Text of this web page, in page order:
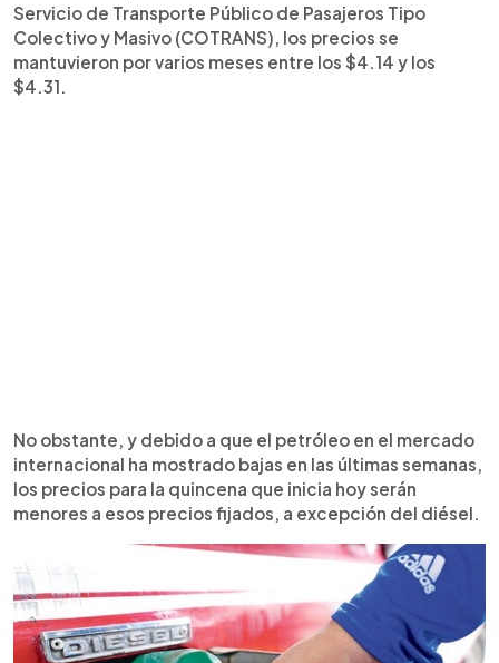
Servicio de Transporte Público de Pasajeros Tipo
Colectivo y Masivo (COTRANS), los precios se
mantuvieron por varios meses entre los $4.14 y los
$4.31.
No obstante, y debido a que el petróleo en el mercado
internacional ha mostrado bajas en las últimas semanas,
los precios para la quincena que inicia hoy serán
menores a esos precios fijados, a excepción del diésel.